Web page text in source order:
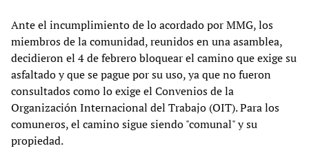
Ante el incumplimiento de lo acordado por MMG, los
miembros de la comunidad, reunidos en una asamblea,
decidieron el 4 de febrero bloquear el camino que exige su
asfaltado y que se pague por su uso, ya que no fueron
consultados como lo exige el Convenios de la
Organización Internacional del Trabajo (OIT). Para los
comuneros, el camino sigue siendo "comunal" y su
propiedad.